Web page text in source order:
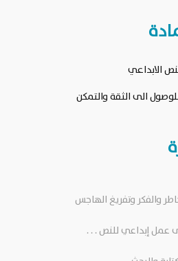
الابداعي
الى الثقة والتمكن
والفكر وتفريغ الهاجس
عمل إبداعي للنص . . .